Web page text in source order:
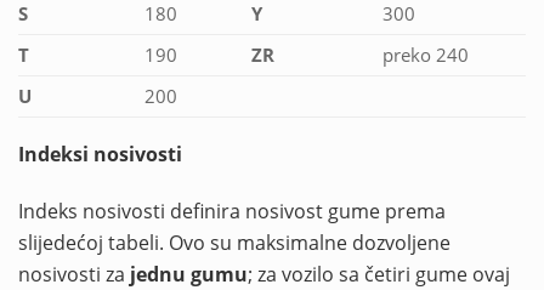
S
180 Y
300
T
190 ZR
preko 240
U
200
Indeksi nosivosti
Indeks nosivosti definira nosivost gume prema
slijedećoj tabeli. Ovo su maksimalne dozvoljene
nosivosti za jednu gumu; za vozilo sa četiri gume ovaj